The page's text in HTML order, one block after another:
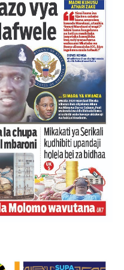
VIPIMO: NAIBU
KUOMBA ALAMA
NA
CHA FURSA ZA
Kulinda Amani,
JUU KATIKA
KUJENGA UWEZO WA
UHAKIKA WA MAFUTA